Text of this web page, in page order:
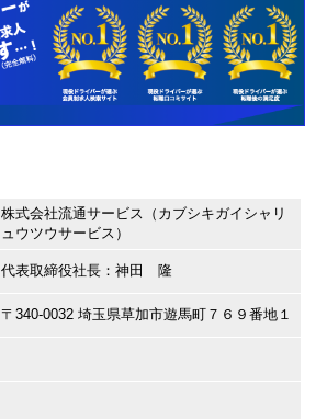
株式会社流通サービス（カブシキガイシャリ
ュウツウサービス）
代表取締役社長：神田 隆
〒340-0032 埼玉県草加市遊馬町７６９番地１